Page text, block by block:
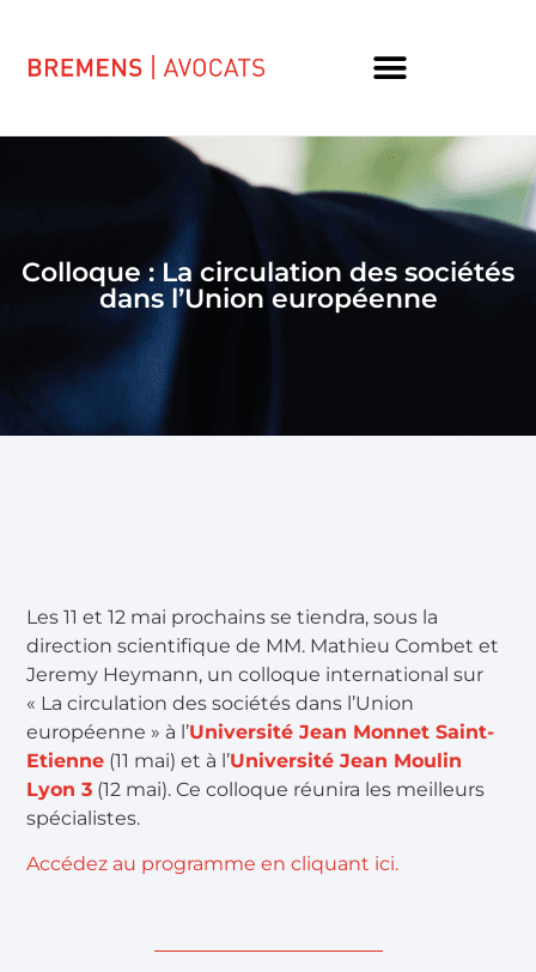
Colloque : La circulation des sociétés
dans l’Union européenne
Les 11 et 12 mai prochains se tiendra, sous la
direction scientifique de MM. Mathieu Combet et
Jeremy Heymann, un colloque international sur
« La circulation des sociétés dans l’Union
européenne » à l’Université Jean Monnet Saint-
Etienne (11 mai) et à l’Université Jean Moulin
Lyon 3 (12 mai). Ce colloque réunira les meilleurs
spécialistes.
Accédez au programme en cliquant ici.